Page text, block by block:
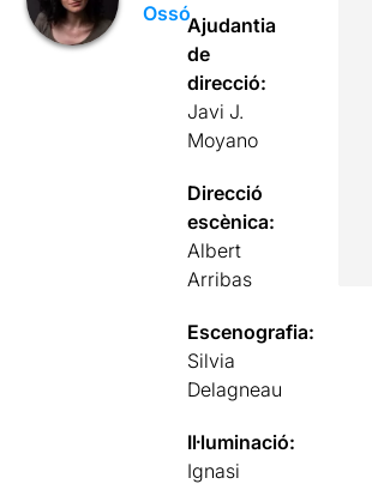
OssóAjudantia
de
direcció:
Javi J.
Moyano
Direcció
escènica:
Albert
Arribas
Escenografia:
Silvia
Delagneau
Il·luminació:
Ignasi